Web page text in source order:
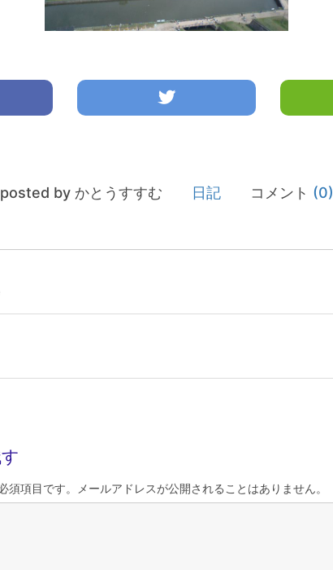
posted by かとうすすむ 日記 コメント (0)
須項目です。メールアドレスが公開されることはありません。